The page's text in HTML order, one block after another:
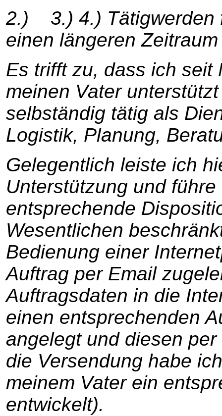
2.) 3.) 4.) Tätigwerden
einen längeren Zeitraum
Es trifft zu, dass ich seit
meinen Vater
selbständig tätig als
Logistik, Planung,
Gelegentlich leiste ich
Unterstützung und
entsprechende
Wesentlichen
Bedienung einer
Auftrag per Email
Auftragsdaten in die
einen entsprechenden
angelegt und diesen
die Versendung habe
meinem Vater ein
entwickelt).